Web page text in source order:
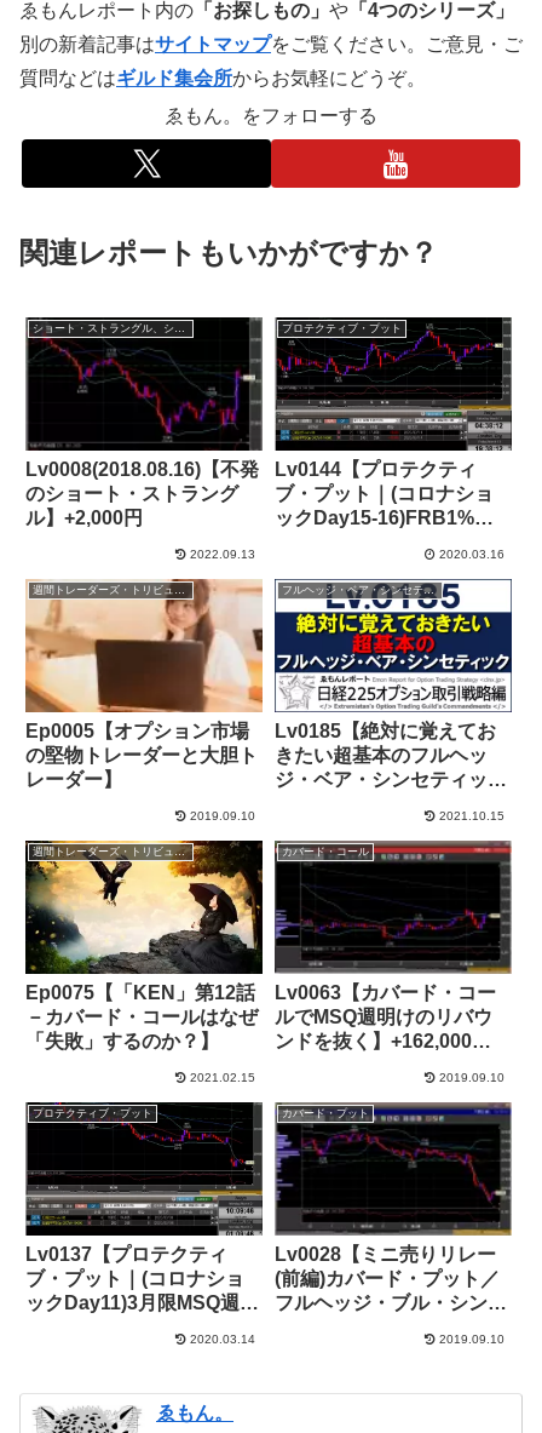
ゑもんレポート内の 「お探しもの」 や 「4つのシリーズ」
別の新着記事はサイトマップをご覧ください。ご意見・ご
質問などはギルド集会所からお気軽にどうぞ。
ゑもん。をフォローする
関連レポートもいかがですか？
Lv0008(2018.08.16)【不発
のショート・ストラング
ル】+2,000円
2022.09.13
プロテクティブ・プット
Lv0144【プロテクティ
ブ・プット｜(コロナショ
ックDay15-16)FRB1%緊
2020.03.16
Ep0005【オプション市場
の堅物トレーダーと大胆ト
レーダー】
2019.09.10
フルヘッジ・ベア・シンセティック
Lv0185【絶対に覚えてお
きたい超基本のフルヘッ
ジ・ベア・シンセティッ
2021.10.15
週間トレーダーズ・トリビューン
Ep0075【「KEN」第12話
－カバード・コールはなぜ
「失敗」するのか？】
2021.02.15
カバード・コール
Lv0063【カバード・コー
ルでMSQ週明けのリバウ
ンドを抜く】+162,000
2019.09.10
プロテクティブ・プット
Lv0137【プロテクティ
ブ・プット｜(コロナショ
ックDay11)3月限MSQ週、
2020.03.14
カバード・プット
Lv0028【ミニ売りリレー
(前編)カバード・プット／
フルヘッジ・ブル・シンセ
2019.09.10
ゑもん。